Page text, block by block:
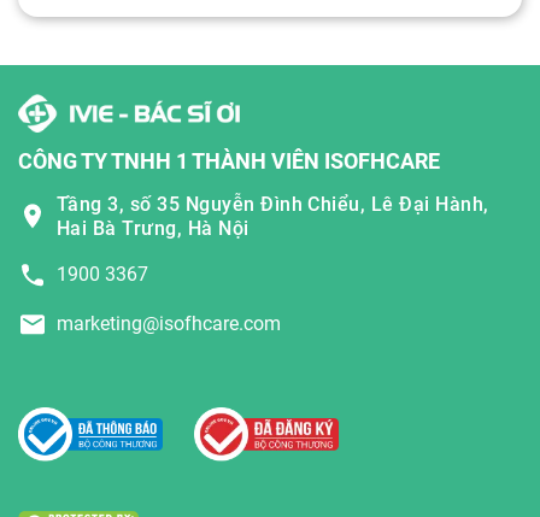
CÔNG TY TNHH 1 THÀNH VIÊN ISOFHCARE
Tầng 3, số 35 Nguyễn Đình Chiểu, Lê Đại Hành,
Hai Bà Trưng, Hà Nội
1900 3367
marketing@isofhcare.com